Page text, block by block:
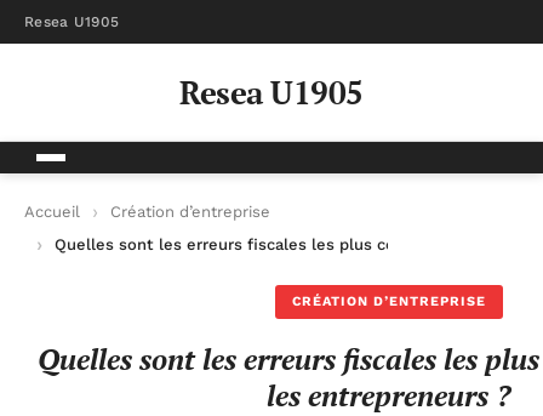
Resea U1905
Resea U1905
Accueil
Création d’entreprise
Quelles sont les erreurs fiscales les plus coûteuses pour les
CRÉATION D’ENTREPRISE
Quelles sont les erreurs fiscales les
les entrepreneurs ?